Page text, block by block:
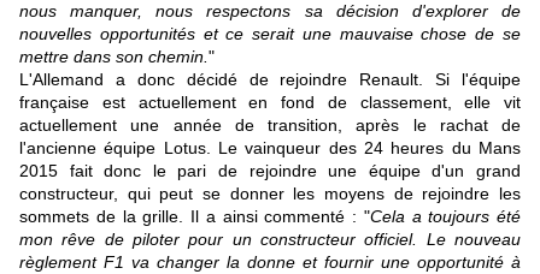
nous manquer, nous respectons sa décision d'explorer de
nouvelles opportunités et ce serait une mauvaise chose de se
mettre dans son chemin. "
L'Allemand a donc décidé de rejoindre Renault. Si l'équipe
française est actuellement en fond de classement, elle vit
actuellement une année de transition, après le rachat de
l'ancienne équipe Lotus. Le vainqueur des 24 heures du Mans
2015 fait donc le pari de rejoindre une équipe d'un grand
constructeur, qui peut se donner les moyens de rejoindre les
sommets de la grille. Il a ainsi commenté : "Cela a toujours été
mon rêve de piloter pour un constructeur officiel. Le nouveau
règlement F1 va changer la donne et fournir une opportunité à